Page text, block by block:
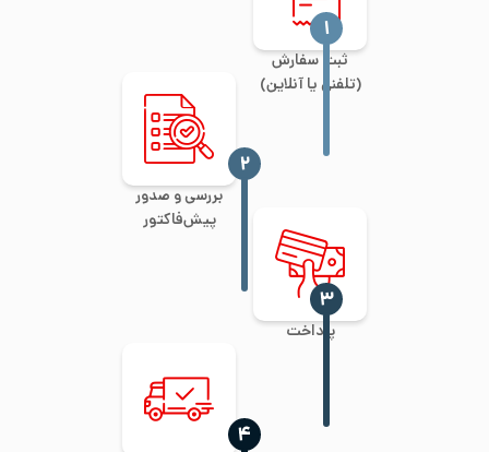
ثبت سفارش
(تلفنی یا آنلاین)
‍۱
بررسی و صدور
پیش‌فاکتور
‍۲
پرداخت
‍۳
‍۴